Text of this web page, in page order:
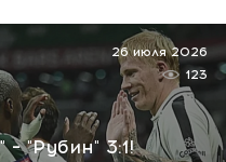
"Рубин" 3:1!
26 июля 2026
123